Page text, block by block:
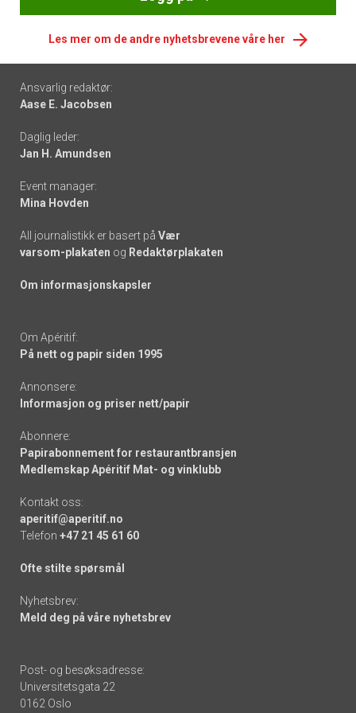
Les mer om de andre nyhetsbrevene våre her
Footer
-
links
Ansvarlig redaktør:
Aase E. Jacobsen
Daglig leder:
Jan H. Amundsen
Event manager:
Mina Hovden
All journalistikk er basert på Vær
varsom-plakaten og Redaktørplakaten
Om informasjonskapsler
Om Apéritif:
På nett og papir siden 1995
Annonsere:
Informasjon og priser nett/papir
Abonnere:
Papirabonnement for restaurantbransjen
Medlemskap Apéritif Mat- og vinklubb
Kontakt oss:
aperitif@aperitif.no
Telefon +47 21 45 61 60
Ofte stilte spørsmål
Nyhetsbrev:
Meld deg på våre nyhetsbrev
Post- og besøksadresse:
Universitetsgata 22
0162 Oslo